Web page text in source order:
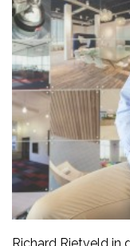
Richard Rietveld in